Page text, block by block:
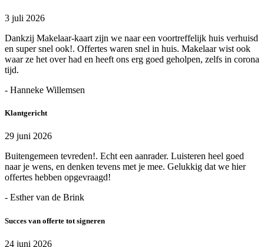
3 juli 2026
Dankzij Makelaar-kaart zijn we naar een voortreffelijk huis verhuisd
en super snel ook!. Offertes waren snel in huis. Makelaar wist ook
waar ze het over had en heeft ons erg goed geholpen, zelfs in corona
tijd.
- Hanneke Willemsen
Klantgericht
29 juni 2026
Buitengemeen tevreden!. Echt een aanrader. Luisteren heel goed
naar je wens, en denken tevens met je mee. Gelukkig dat we hier
offertes hebben opgevraagd!
- Esther van de Brink
Succes van offerte tot signeren
24 juni 2026